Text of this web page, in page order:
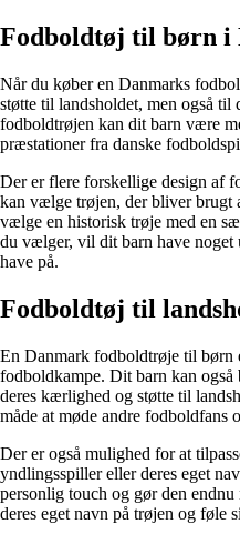
Fodboldtøj til børn i
Når du køber en Danmarks
støtte til landsholdet, men også
fodboldtrøjen kan dit barn være
præstationer fra danske
Der er flere forskellige design af
kan vælge trøjen, der bliver brugt
vælge en historisk trøje med en
du vælger, vil dit barn have noget
have på.
Fodboldtøj til
En Danmark fodboldtrøje til børn
fodboldkampe. Dit barn kan
deres kærlighed og støtte til
måde at møde andre fodboldfans
Der er også mulighed for at
yndlingsspiller eller deres eget
personlig touch og gør den
deres eget navn på trøjen og føle